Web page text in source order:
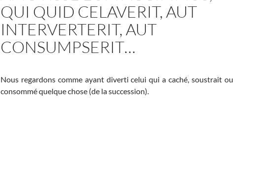
QUI QUID CELAVERIT, AUT
INTERVERTERIT, AUT
CONSUMPSERIT…
Nous regardons comme ayant diverti celui qui a caché, soustrait ou
consommé quelque chose (de la succession).